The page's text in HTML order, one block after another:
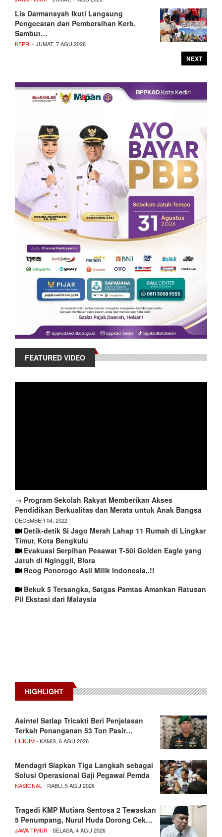
Lis Darmansyah Ikuti Langsung
Pengecatan dan Pembersihan Kerb,
Sambut…
KEPRI- JUMAT, 7 AGU 2026
NEXT
FEATURED VIDEO
→ Program Sekolah Rakyat Memberikan Akses
Pendidikan Berkualitas dan Merata untuk Anak Bangsa
DECEMBER 04, 2022
Detik-detik Si Jago Merah Lahap 11 Rumah di Lingkar
Timur, Kota Bengkulu
Evakuasi Serpihan Pesawat T-50i Golden Eagle yang
Jatuh di Nginggil, Blora
Reog Ponorogo Asli Milik Indonesia..!!
Bekuk 5 Tersangka, Satgas Pamtas Amankan Ratusan
Pil Ekstasi dari Malaysia
HIGHLIGHT
Asintel Satlap Tricakti Beri Penjelasan
Terkait Penanganan 53 Ton Pasir…
HUKUM- KAMIS, 6 AGU 2026
Mendagri Siapkan Tiga Langkah sebagai
Solusi Operasional Gaji Pegawai Pemda
NASIONAL- RABU, 5 AGU 2026
Tragedi KMP Mutiara Sentosa 2 Tewaskan
5 Penumpang, Nurul Huda Dorong Cek…
JAWA TIMUR- SELASA, 4 AGU 2026